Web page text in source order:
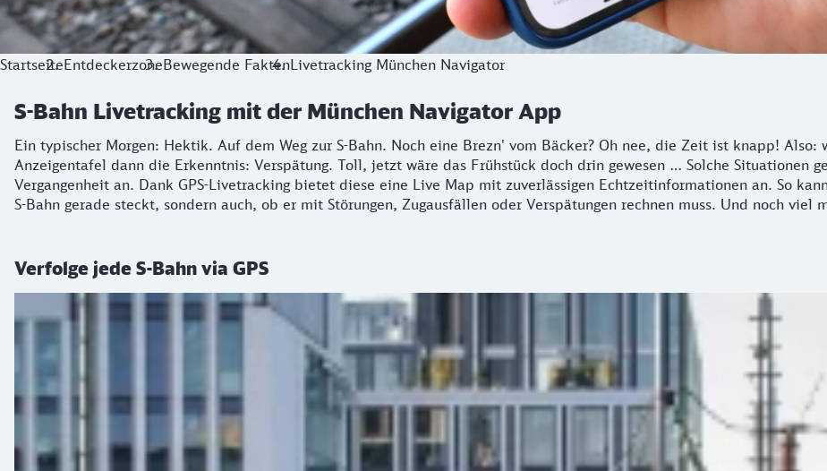
StartseiteEntdeckerzoneBewegende FaktenLivetracking München Navigator
S-Bahn Livetracking mit der München Navigator App
Ein typischer Morgen: Hektik. Auf dem Weg zur S-Bahn. Noch eine Brezn' vom Bäcker? Oh nee, die Zeit ist knapp!
Anzeigentafel dann die Erkenntnis: Verspätung. Toll, jetzt wäre das Frühstück doch drin gewesen … Solche Situationen
Vergangenheit an. Dank GPS-Livetracking bietet diese eine Live Map mit zuverlässigen Echtzeitinformationen an. So
S-Bahn gerade steckt, sondern auch, ob er mit Störungen, Zugausfällen oder Verspätungen rechnen muss. Und noch viel
Verfolge jede S-Bahn via GPS